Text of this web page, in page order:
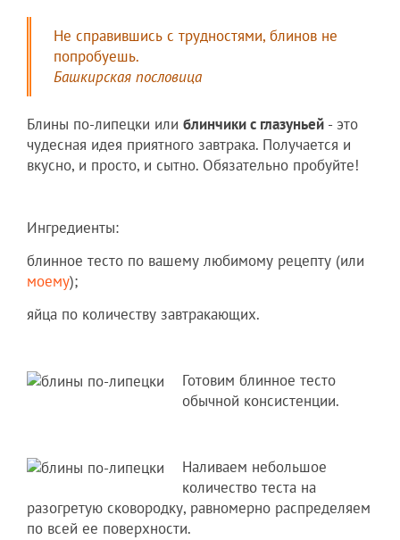
Не справившись с трудностями, блинов не
попробуешь.
Башкирская пословица
Блины по-липецки или блинчики с глазуньей - это
чудесная идея приятного завтрака. Получается и
вкусно, и просто, и сытно. Обязательно пробуйте!
Ингредиенты:
блинное тесто по вашему любимому рецепту (или
моему);
яйца по количеству завтракающих.
Готовим блинное тесто
обычной консистенции.
Наливаем небольшое
количество теста на
разогретую сковородку, равномерно распределяем
по всей ее поверхности.